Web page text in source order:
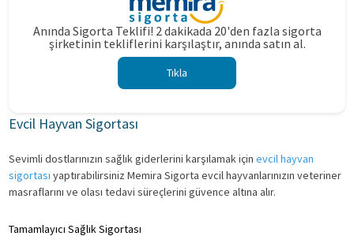
Anında Sigorta Teklifi! 2 dakikada 20'den fazla sigorta
şirketinin tekliflerini karşılaştır, anında satın al.
Tıkla
Evcil Hayvan Sigortası
Sevimli dostlarınızın sağlık giderlerini karşılamak için evcil hayvan
sigortası yaptırabilirsiniz Memira Sigorta evcil hayvanlarınızın veteriner
masraflarını ve olası tedavi süreçlerini güvence altına alır.
Tamamlayıcı Sağlık Sigortası